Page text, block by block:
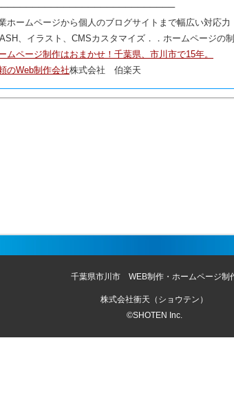
ホームページから個人のブログサイトまで幅広い対応力
、イラスト、CMSカスタマイズ．．ホームページの
ムページ制作はおまかせ！千葉県、市川市で15年。
のWeb制作会社株式会社 伯楽天
千葉県市川市 WEB制作・ホームページ制
株式会社衝天（ショウテン）
©SHOTEN Inc.